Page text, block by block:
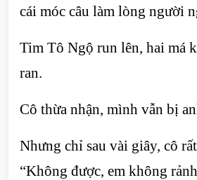
cái móc câu làm lòng người
Tim Tô Ngộ run lên, hai má
ran.
Cô thừa nhận, mình vẫn bị
Nhưng chỉ sau vài giây, cô
“Không được, em không